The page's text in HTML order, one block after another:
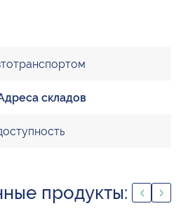
складов
продукты: